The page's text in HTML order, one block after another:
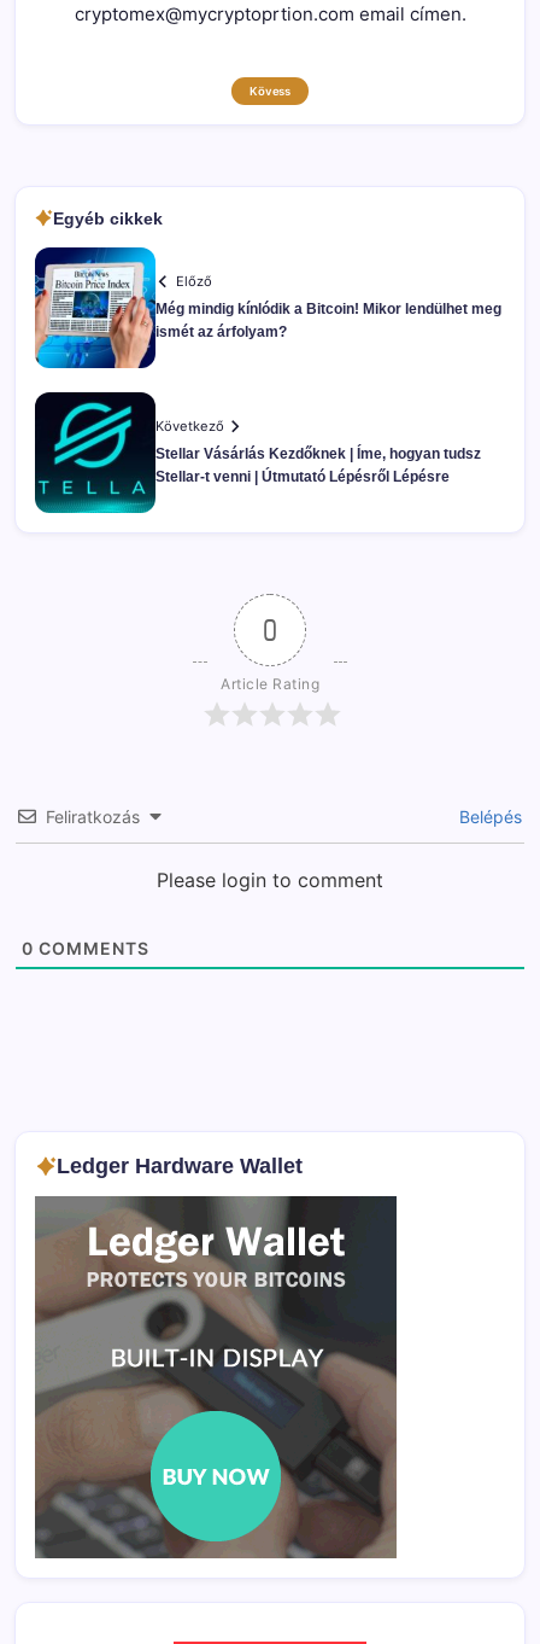
cryptomex@mycryptoprtion.com email címen.
Kövess
Egyéb cikkek
Előző
Még mindig kínlódik a Bitcoin! Mikor lendülhet meg
ismét az árfolyam?
Következő
Stellar Vásárlás Kezdőknek | Íme, hogyan tudsz
Stellar-t venni | Útmutató Lépésről Lépésre
0
Article Rating
Feliratkozás Belépés
Please login to comment
0 COMMENTS
Ledger Hardware Wallet